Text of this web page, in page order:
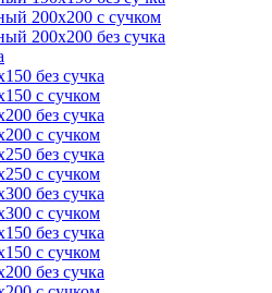
200х200 с сучком
200х200 без сучка
без сучка
с сучком
без сучка
с сучком
без сучка
с сучком
без сучка
с сучком
без сучка
с сучком
без сучка